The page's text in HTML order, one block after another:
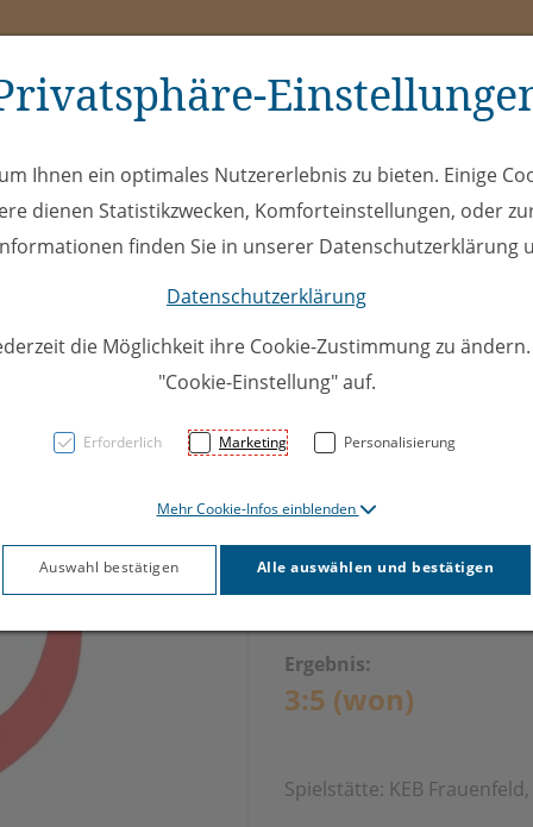
ÖEL Club
U17Top:
Ergebnis:
3:5 (won)
Spielstätte: KEB
Ihnen ein optimales Nutzererlebnis zu bieten. Einige
dienen Statistikzwecken, Komforteinstellungen, oder
finden Sie in unserer Datenschutzerklärung
Datenschutzerklärung
die Möglichkeit ihre Cookie-Zustimmung zu
"Cookie-Einstellung" auf.
Erforderlich Marketing Personalisierung
Mehr Cookie-Infos einblenden
Auswahl bestätigen Alle auswählen und bestätigen